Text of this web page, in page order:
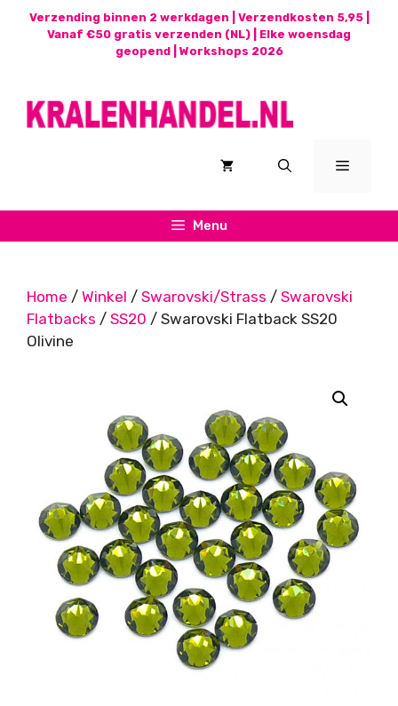
Verzending binnen 2 werkdagen | Verzendkosten 5,95 |
Vanaf €50 gratis verzenden (NL) | Elke woensdag
geopend | Workshops 2026
Menu
Menu
Home / Winkel / Swarovski/Strass / Swarovski
Flatbacks / SS20 / Swarovski Flatback SS20
Olivine